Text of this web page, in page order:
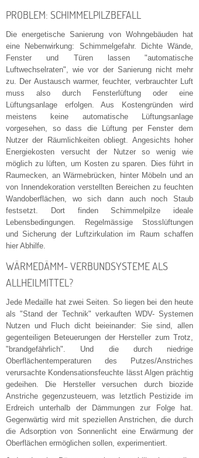
PROBLEM: SCHIMMELPILZBEFALL
Die energetische Sanierung von Wohngebäuden hat
eine Nebenwirkung: Schimmelgefahr. Dichte Wände,
Fenster und Türen lassen "automatische
Luftwechselraten", wie vor der Sanierung nicht mehr
zu. Der Austausch warmer, feuchter, verbrauchter Luft
muss also durch Fensterlüftung oder eine
Lüftungsanlage erfolgen. Aus Kostengründen wird
meistens keine automatische Lüftungsanlage
vorgesehen, so dass die Lüftung per Fenster dem
Nutzer der Räumlichkeiten obliegt. Angesichts hoher
Energiekosten versucht der Nutzer so wenig wie
möglich zu lüften, um Kosten zu sparen. Dies führt in
Raumecken, an Wärmebrücken, hinter Möbeln und an
von Innendekoration verstellten Bereichen zu feuchten
Wandoberflächen, wo sich dann auch noch Staub
festsetzt. Dort finden Schimmelpilze ideale
Lebensbedingungen. Regelmässige Stosslüftungen
und Sicherung der Luftzirkulation im Raum schaffen
hier Abhilfe.
WÄRMEDÄMM- VERBUNDSYSTEME ALS
ALLHEILMITTEL?
Jede Medaille hat zwei Seiten. So liegen bei den heute
als "Stand der Technik" verkauften WDV- Systemen
Nutzen und Fluch dicht beieinander: Sie sind, allen
gegenteiligen Beteuerungen der Hersteller zum Trotz,
"brandgefährlich". Und die durch niedrige
Oberflächentemperaturen des Putzes/Anstriches
verursachte Kondensationsfeuchte lässt Algen prächtig
gedeihen. Die Hersteller versuchen durch biozide
Anstriche gegenzusteuern, was letztlich Pestizide im
Erdreich unterhalb der Dämmungen zur Folge hat.
Gegenwärtig wird mit speziellen Anstrichen, die durch
die Adsorption von Sonnenlicht eine Erwärmung der
Oberflächen ermöglichen sollen, experimentiert.